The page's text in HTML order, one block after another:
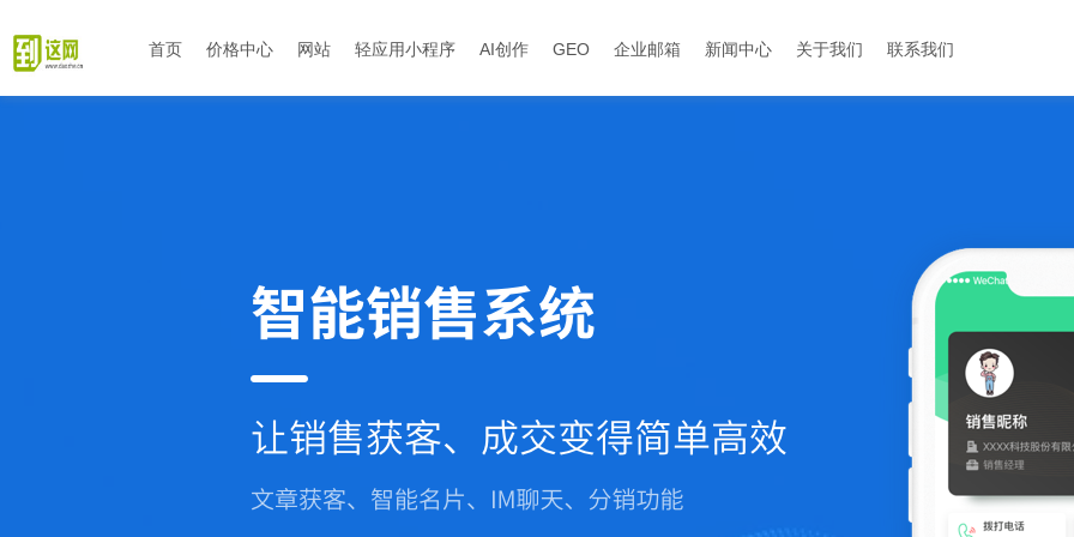
首页 价格中心 网站 轻应用小程序 AI创作 GEO 企业邮箱 新闻中心 关于我们 联系我们